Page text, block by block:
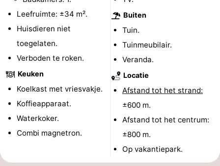
Forum
-
Parkeren
Reisboekenwinkel
Nieuws
Leefruimte: ±34 m².
Huisdieren niet
toegelaten.
Verboden te roken.
Keuken
Koelkast met vriesvakje.
Koffieapparaat.
Waterkoker.
Combi magnetron.
Buiten
Tuin.
Tuinmeubilair.
Veranda.
Locatie
Afstand tot het strand:
±600 m.
Afstand tot het centrum:
±800 m.
Op vakantiepark.